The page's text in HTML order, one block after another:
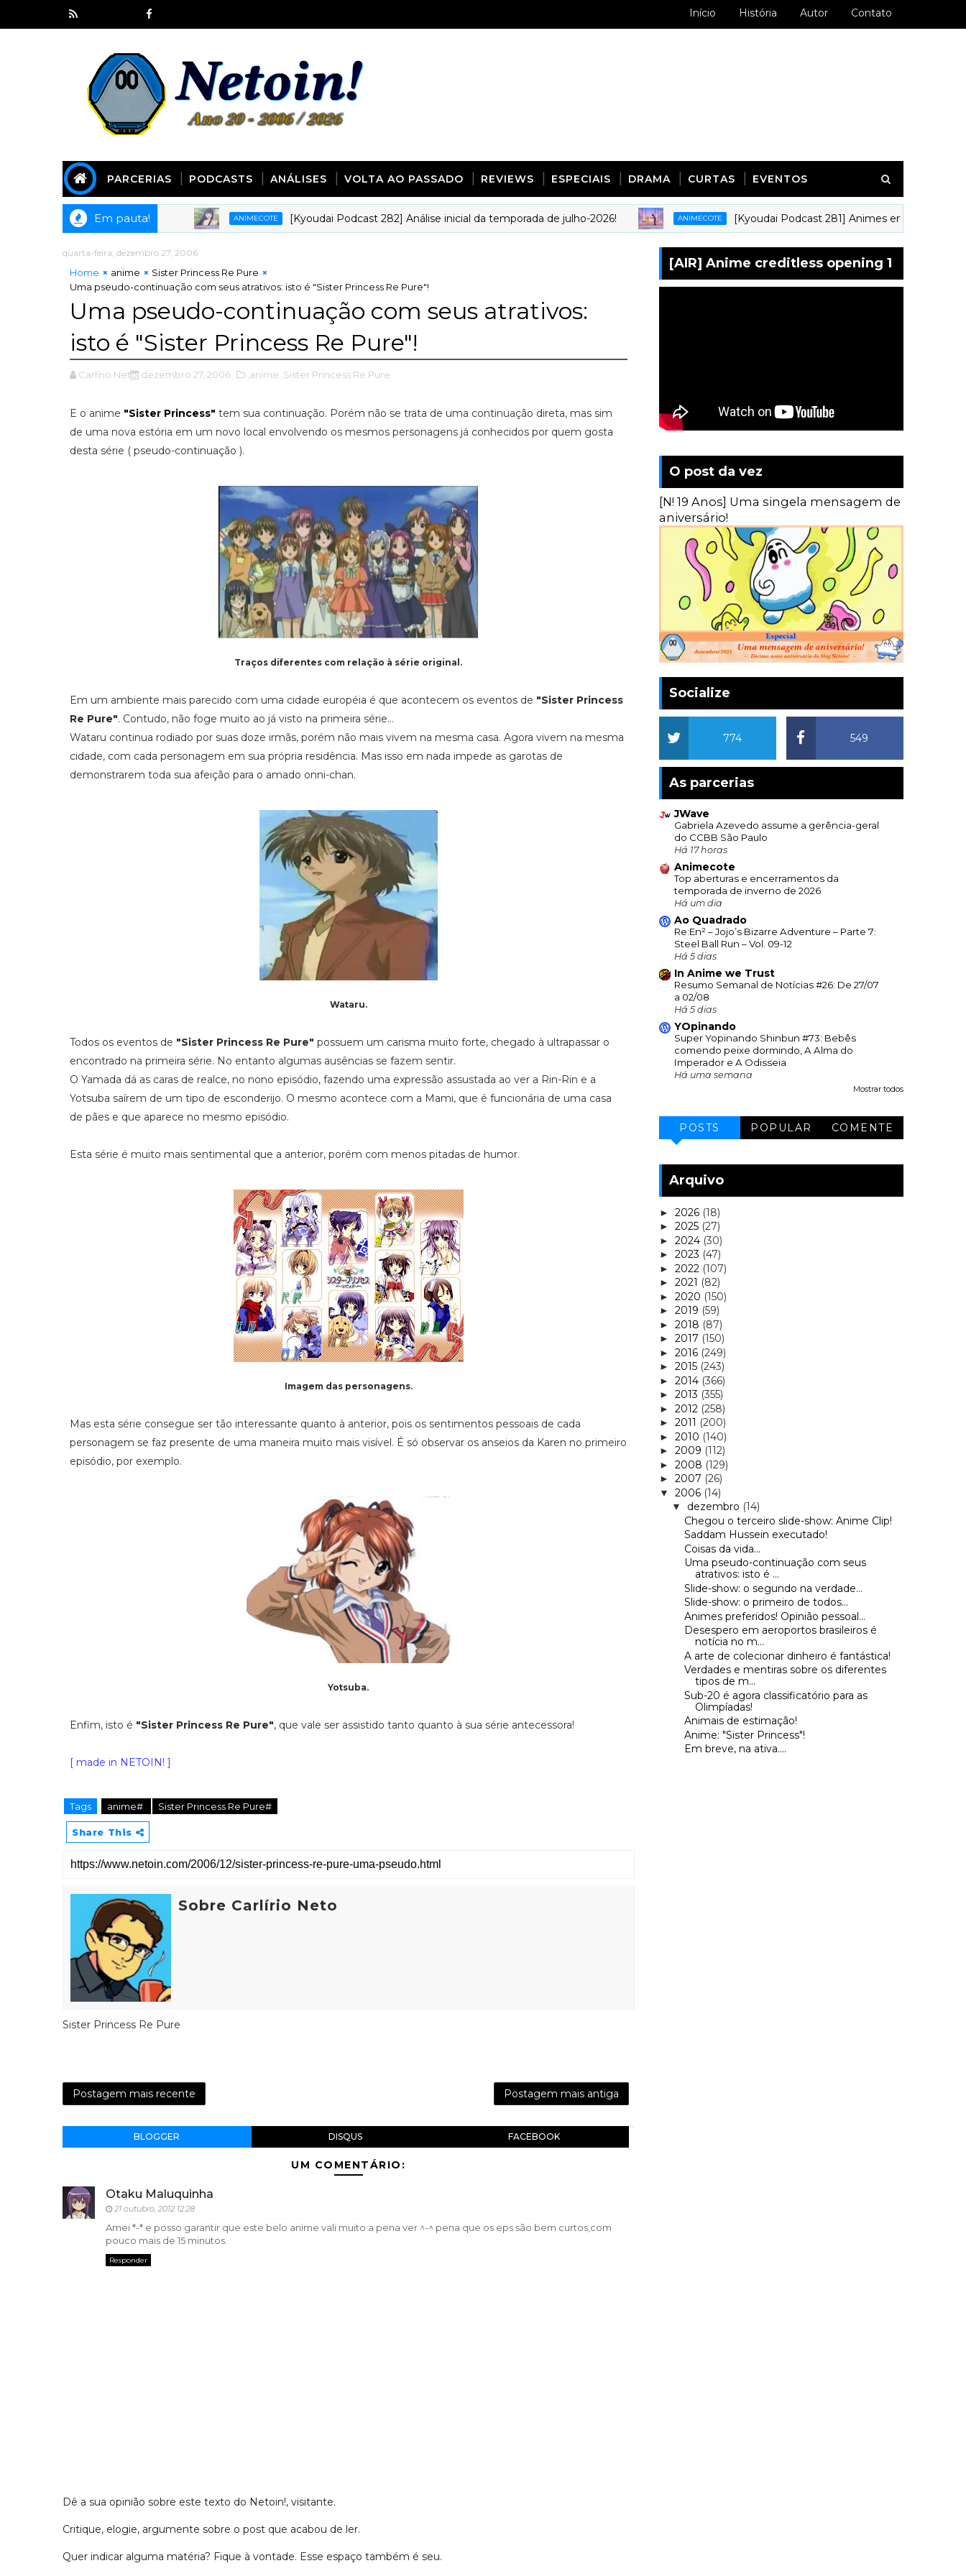
Início História Autor Contato
PARCERIAS PODCASTS ANÁLISES VOLTA AO PASSADO REVIEWS ESPECIAIS DRAMA CURTAS EVENTOS
Em pauta! ANIMECOTE [Kyoudai Podcast 282] Análise inicial da temporada de julho-2026! ANIMECOTE [Kyoudai Podcast 281] Animes em que gostaríamos
quarta-feira, dezembro 27, 2006
Home anime
Sister Princess Re Pure
Uma pseudo-continuação com seus atrativos: isto é "Sister Princess Re Pure"!
Uma pseudo-continuação com seus atrativos:
isto é "Sister Princess Re Pure"!
Carlírio Neto dezembro 27, 2006 ,anime ,Sister Princess Re Pure
E o anime "Sister Princess" tem sua continuação. Porém não se trata de uma continuação direta, mas sim
de uma nova estória em um novo local envolvendo os mesmos personagens já conhecidos por quem gosta
desta série ( pseudo-continuação ).
Traços diferentes com relação à série original.
Em um ambiente mais parecido com uma cidade européia é que acontecem os eventos de "Sister Princess
Re Pure". Contudo, não foge muito ao já visto na primeira série...
Wataru continua rodiado por suas doze irmãs, porém não mais vivem na mesma casa. Agora vivem na mesma
cidade, com cada personagem em sua própria residência. Mas isso em nada impede as garotas de
demonstrarem toda sua afeição para o amado onni-chan.
Wataru.
Todos os eventos de "Sister Princess Re Pure" possuem um carisma muito forte, chegado à ultrapassar o
encontrado na primeira série. No entanto algumas ausências se fazem sentir.
O Yamada dá as caras de realce, no nono episódio, fazendo uma expressão assustada ao ver a Rin-Rin e a
Yotsuba saírem de um tipo de esconderijo. O mesmo acontece com a Mami, que é funcionária de uma casa
de pães e que aparece no mesmo episódio.
Esta série é muito mais sentimental que a anterior, porém com menos pitadas de humor.
Imagem das personagens.
Mas esta série consegue ser tão interessante quanto à anterior, pois os sentimentos pessoais de cada
personagem se faz presente de uma maneira muito mais visível. É só observar os anseios da Karen no primeiro
episódio, por exemplo.
Yotsuba.
Enfim, isto é "Sister Princess Re Pure", que vale ser assistido tanto quanto à sua série antecessora!
[ made in NETOIN! ]
Tags anime# Sister Princess Re Pure#
Share This
Sobre Carlírio Neto
Sister Princess Re Pure
Postagem mais recente Postagem mais antiga
BLOGGER DISQUS FACEBOOK
UM COMENTÁRIO:
Otaku Maluquinha
21 outubro, 2012 12:28
Amei *-* e posso garantir que este belo anime vali muito a pena ver ^-^ pena que os eps são bem curtos,com
pouco mais de 15 minutos.
Responder
Dê a sua opinião sobre este texto do Netoin!, visitante.
Critique, elogie, argumente sobre o post que acabou de ler.
Quer indicar alguma matéria? Fique à vontade. Esse espaço também é seu.
[AIR] Anime creditless opening 1
O post da vez
[N! 19 Anos] Uma singela mensagem de
aniversário!
Socialize
549
774
As parcerias
JWave
Gabriela Azevedo assume a gerência-geral
do CCBB São Paulo
Há 17 horas
Animecote
Top aberturas e encerramentos da
temporada de inverno de 2026
Há um dia
Ao Quadrado
Re:En² – Jojo’s Bizarre Adventure – Parte 7:
Steel Ball Run – Vol. 09-12
Há 5 dias
In Anime we Trust
Resumo Semanal de Notícias #26: De 27/07
a 02/08
Há 5 dias
YOpinando
Super Yopinando Shinbun #73: Bebês
comendo peixe dormindo, A Alma do
Imperador e A Odisseia
Há uma semana
Mostrar todos
POSTS POPULAR COMENTE
Arquivo
► 2026 (18)
► 2025 (27)
► 2024 (30)
► 2023 (47)
► 2022 (107)
► 2021 (82)
► 2020 (150)
► 2019 (59)
► 2018 (87)
► 2017 (150)
► 2016 (249)
► 2015 (243)
► 2014 (366)
► 2013 (355)
► 2012 (258)
► 2011 (200)
► 2010 (140)
► 2009 (112)
► 2008 (129)
► 2007 (26)
▼ 2006 (14)
▼ dezembro (14)
Chegou o terceiro slide-show: Anime Clip!
Saddam Hussein executado!
Coisas da vida...
Uma pseudo-continuação com seus
atrativos: isto é ...
Slide-show: o segundo na verdade...
Slide-show: o primeiro de todos...
Animes preferidos! Opinião pessoal...
Desespero em aeroportos brasileiros é
notícia no m...
A arte de colecionar dinheiro é fantástica!
Verdades e mentiras sobre os diferentes
tipos de m...
Sub-20 é agora classificatório para as
Olimpíadas!
Animais de estimação!
Anime: "Sister Princess"!
Em breve, na ativa....